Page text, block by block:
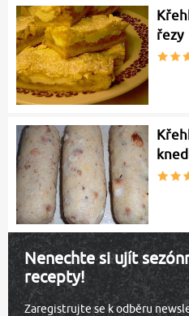
řezy
Nenechte si ujít
recepty!
Zaregistrujte se k odběru